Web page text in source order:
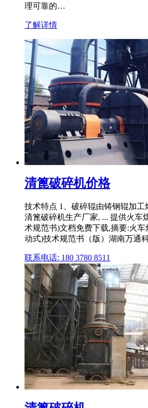
理可靠的…
了解详情
清篦破碎机价格
技术特点 1、破碎辊由铸钢辊加工
清篦破碎机生产厂家, ... 提供火车
术规范书)文档免费下载,摘要:火
动式)技术规范书（版）湖南万通
联系电话: 180 3780 8511